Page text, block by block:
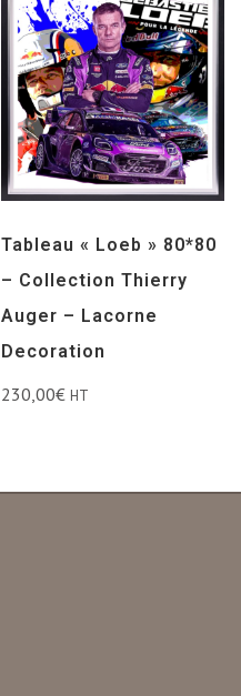
Tableau « Loeb » 80*80
– Collection Thierry
Auger – Lacorne
Decoration
230,00€ HT